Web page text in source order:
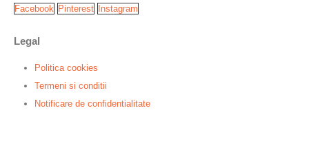
Facebook Pinterest Instagram
Legal
Politica cookies
Termeni si conditii
Notificare de confidentialitate